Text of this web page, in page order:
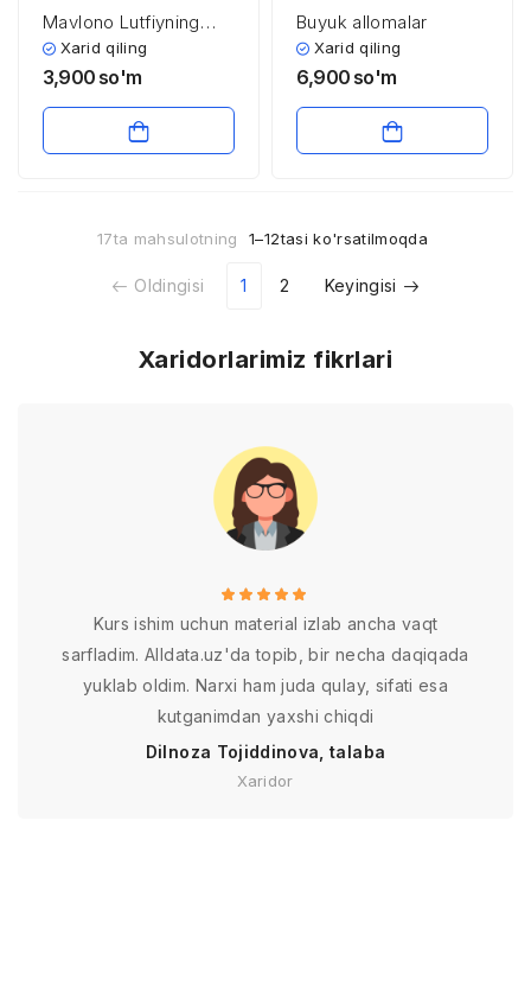
Mavlono Lutfiyning
tug’ilgan va vafoti
yillari
Xarid qiling
3,900 so'm
Buyuk allomalar
Xarid qiling
6,900 so'm
17ta mahsulotning 1–12tasi ko'rsatilmoqda
Oldingisi 1 2 Keyingisi
Xaridorlarimiz fikrlari
Kurs ishim uchun material izlab ancha vaqt
sarfladim. Alldata.uz'da topib, bir necha daqiqada
yuklab oldim. Narxi ham juda qulay, sifati esa
kutganimdan yaxshi chiqdi
Dilnoza Tojiddinova, talaba
Xaridor